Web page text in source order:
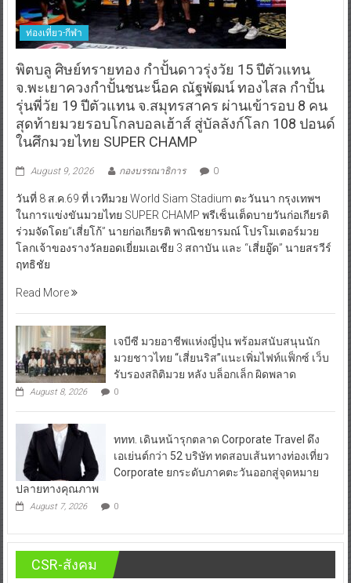
ท่องเที่ยว-กีฬา
พิตบลู ศิษย์ทรายทอง กำปั้นดาวรุ่งวัย 15 ปีตัวแทน
จ.พะเยาควงกำปั้นชนะน็อค ณัฐพัฒน์ ทองไสล กำปั้น
รุ่นพี่วัย 19 ปีตัวแทน จ.สมุทรสาคร ผ่านเข้ารอบ 8 คน
สุดท้ายมวยรอบโกลบอลเฮ้าส์ สู่บัลลังก์โลก 108 ปอนด์
ในศึกมวยไทย SUPER CHAMP
August 9, 2026 กองบรรณาธิการ 0
วันที่ 8 ส.ค.69 ที่ เวทีมวย World Siam Stadium ตะวันนา กรุงเทพฯ
ในการแข่งขันมวยไทย SUPER CHAMP พรีเซ็นเต็ดบายวันก่อเกียรติ
ร่วมจัดโดย”เสี่ยโก้” นายก่อเกียรติ พาณิชยารมณ์ โปรโมเตอร์มวย
โลกเจ้าของรางวัลยอดเยี่ยมเอเชีย 3 สถาบัน และ “เสี่ยอู๊ด” นายสรวีร์
ฤทธิชัย
Read More
เจบีซี มวยอาชีพแห่งญี่ปุ่น พร้อมสนับสนุนนัก
มวยชาวไทย “เสี่ยนริส”แนะเพิ่มไฟท์แฟ็กซ์ เว็บ
รับรองสถิติมวย หลัง บล็อกเล็ก ผิดพลาด
August 8, 2026 0
ททท. เดินหน้ารุกตลาด Corporate Travel ดึง
เอเย่นต์กว่า 52 บริษัท ทดสอบเส้นทางท่องเที่ยว
Corporate ยกระดับภาคตะวันออกสู่จุดหมาย
ปลายทางคุณภาพ
August 7, 2026 0
CSR-สังคม